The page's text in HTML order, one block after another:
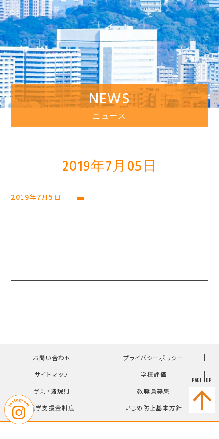
NEWS
ニュース
2019年7月05日
2019年7月5日
お問い合わせ ｜ プライバシーポリシー ｜
サイトマップ ｜ 学校評価 ｜
学則・諸規則 ｜ 教職員募集 ｜
就学支援金制度 ｜ いじめ防止基本方針
PAGE TOP